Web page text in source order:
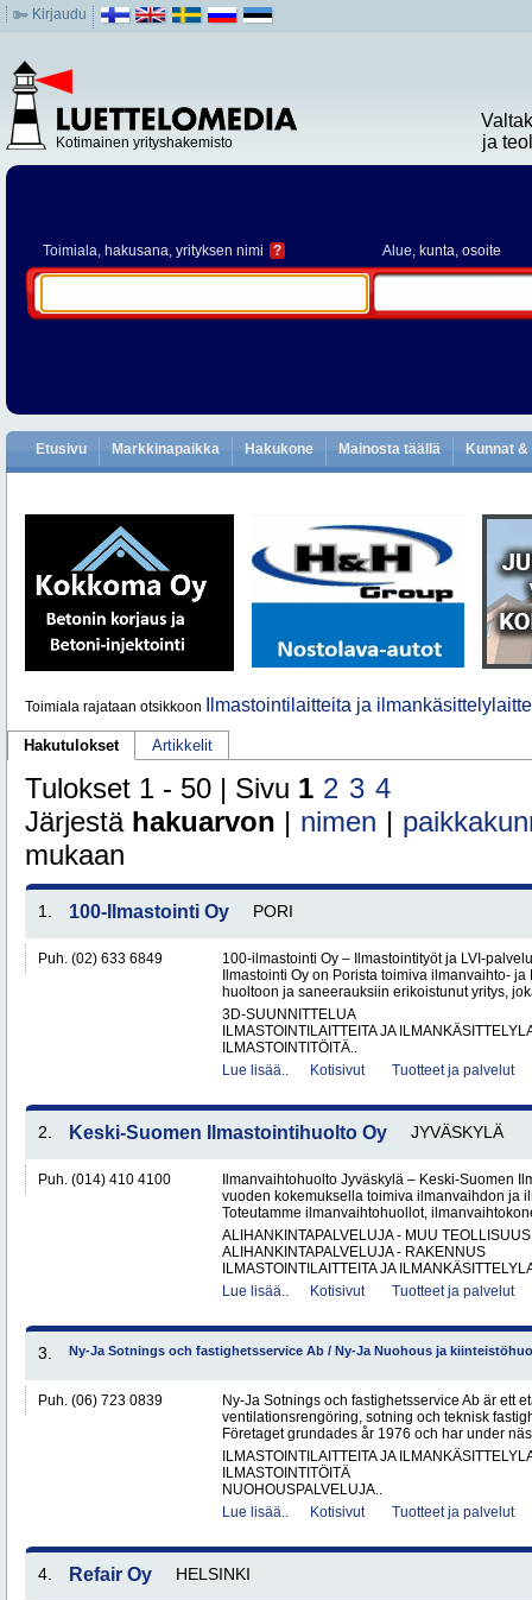
Kirjaudu
Kotimainen yrityshakemisto
ja
Toimiala, hakusana, yrityksen nimi ? Alue, kunta, osoite
Etusivu Markkinapaikka Hakukone Mainosta täällä Kunnat
Toimiala rajataan otsikkoon Ilmastointilaitteita ja
Hakutulokset Artikkelit
Tulokset 1 - 50 | Sivu 1 2 3 4
Järjestä hakuarvon | nimen |
mukaan
1. 100-Ilmastointi Oy PORI
Puh. (02) 633 6849
100-ilmastointi Oy – Ilmastointityöt ja LVI-
Ilmastointi Oy on Porista toimiva ilmanvaihto-
huoltoon ja saneerauksiin erikoistunut yritys,
3D-SUUNNITTELUA
ILMASTOINTILAITTEITA JA
ILMASTOINTITÖITÄ..
Lue lisää..
Kotisivut Tuotteet ja palvelut
2. Keski-Suomen Ilmastointihuolto Oy JYVÄSKYLÄ
Puh. (014) 410 4100
Ilmanvaihtohuolto Jyväskylä – Keski-Suomen
vuoden kokemuksella toimiva ilmanvaihdon ja
Toteutamme ilmanvaihtohuollot,
ALIHANKINTAPALVELUJA - MUU TEOLLISUUS
ALIHANKINTAPALVELUJA - RAKENNUS
ILMASTOINTILAITTEITA JA
Lue lisää..
Kotisivut Tuotteet ja palvelut
3. Ny-Ja Sotnings och fastighetsservice Ab / Ny-Ja Nuohous ja
Puh. (06) 723 0839
Ny-Ja Sotnings och fastighetsservice Ab är ett
ventilationsrengöring, sotning och teknisk
Företaget grundades år 1976 och har under
ILMASTOINTILAITTEITA JA
ILMASTOINTITÖITÄ
NUOHOUSPALVELUJA..
Lue lisää..
Kotisivut Tuotteet ja palvelut
4. Refair Oy HELSINKI